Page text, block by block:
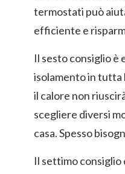
termostati può
efficiente e
Il sesto consiglio
isolamento in tutta
il calore non
scegliere diversi
casa. Spesso
Il settimo consiglio